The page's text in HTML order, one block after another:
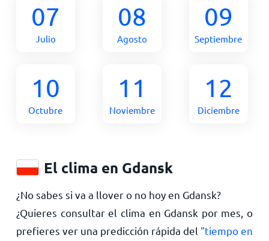
07
Julio
08
Agosto
09
Septiembre
10
Octubre
11
Noviembre
12
Diciembre
El clima en Gdansk
¿No sabes si va a llover o no hoy en Gdansk?
¿Quieres consultar el clima en Gdansk por mes, o
prefieres ver una predicción rápida del "tiempo en